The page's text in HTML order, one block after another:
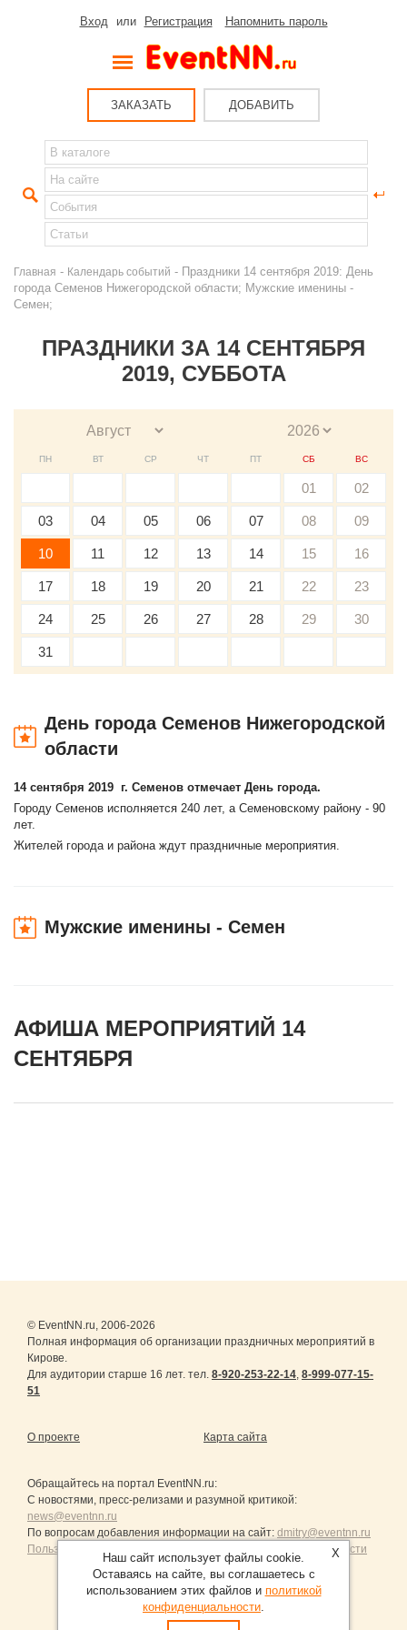
Вход или Регистрация Напомнить пароль
ЗАКАЗАТЬ ДОБАВИТЬ
Главная - Календарь событий - Праздники 14 сентября 2019: День
города Семенов Нижегородской области; Мужские именины -
Семен;
ПРАЗДНИКИ ЗА 14 СЕНТЯБРЯ
2019, СУББОТА
ПН ВТ СР ЧТ ПТ СБ ВС
01 02
03 04 05 06 07 08 09
10 11 12 13 14 15 16
17 18 19 20 21 22 23
24 25 26 27 28 29 30
31
День города Семенов Нижегородской
области
14 сентября 2019 г. Семенов отмечает День города.
Городу Семенов исполняется 240 лет, а Семеновскому району - 90
лет.
Жителей города и района ждут праздничные мероприятия.
Мужские именины - Семен
АФИША МЕРОПРИЯТИЙ 14
СЕНТЯБРЯ
© EventNN.ru, 2006-2026
Полная информация об организации праздничных мероприятий в
Кирове.
Для аудитории старше 16 лет. тел. 8-920-253-22-14, 8-999-077-15-
51
О проекте Карта сайта
Обращайтесь на портал EventNN.ru:
С новостями, пресс-релизами и разумной критикой:
news@eventnn.ru
По вопросам добавления информации на сайт: dmitry@eventnn.ru
Пользовательское Соглашение и политика конфиденциальности
Продвижение сайтов Санкт-Петербург
X
Наш сайт использует файлы cookie.
Оставаясь на сайте, вы соглашаетесь с
использованием этих файлов и политикой
конфиденциальности.